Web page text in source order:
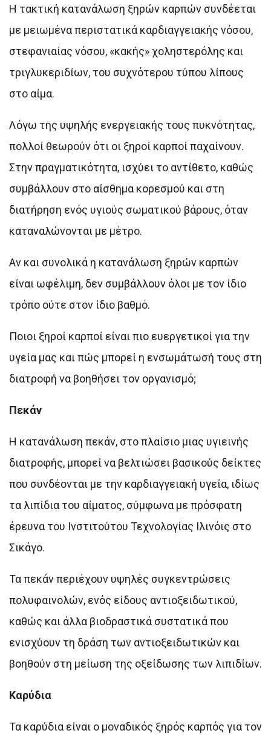
Η τακτική κατανάλωση ξηρών καρπών συνδέεται
με μειωμένα περιστατικά καρδιαγγειακής νόσου,
στεφανιαίας νόσου, «κακής» χοληστερόλης και
τριγλυκεριδίων, του συχνότερου τύπου λίπους
στο αίμα.
Λόγω της υψηλής ενεργειακής τους πυκνότητας,
πολλοί θεωρούν ότι οι ξηροί καρποί παχαίνουν.
Στην πραγματικότητα, ισχύει το αντίθετο, καθώς
συμβάλλουν στο αίσθημα κορεσμού και στη
διατήρηση ενός υγιούς σωματικού βάρους, όταν
καταναλώνονται με μέτρο.
Αν και συνολικά η κατανάλωση ξηρών καρπών
είναι ωφέλιμη, δεν συμβάλλουν όλοι με τον ίδιο
τρόπο ούτε στον ίδιο βαθμό.
Ποιοι ξηροί καρποί είναι πιο ευεργετικοί για την
υγεία μας και πώς μπορεί η ενσωμάτωσή τους στη
διατροφή να βοηθήσει τον οργανισμό;
Πεκάν
Η κατανάλωση πεκάν, στο πλαίσιο μιας υγιεινής
διατροφής, μπορεί να βελτιώσει βασικούς δείκτες
που συνδέονται με την καρδιαγγειακή υγεία, ιδίως
τα λιπίδια του αίματος, σύμφωνα με πρόσφατη
έρευνα του Ινστιτούτου Τεχνολογίας Ιλινόις στο
Σικάγο.
Τα πεκάν περιέχουν υψηλές συγκεντρώσεις
πολυφαινολών, ενός είδους αντιοξειδωτικού,
καθώς και άλλα βιοδραστικά συστατικά που
ενισχύουν τη δράση των αντιοξειδωτικών και
βοηθούν στη μείωση της οξείδωσης των λιπιδίων.
Καρύδια
Τα καρύδια είναι ο μοναδικός ξηρός καρπός για τον